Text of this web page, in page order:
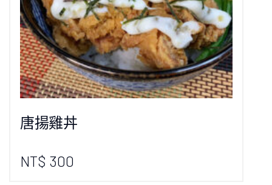
唐揚雞丼
NT$ 300